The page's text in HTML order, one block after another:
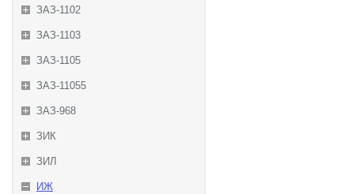
ЗАЗ-1102
ЗАЗ-1103
ЗАЗ-1105
ЗАЗ-11055
ЗАЗ-968
ЗИК
ЗИЛ
ИЖ